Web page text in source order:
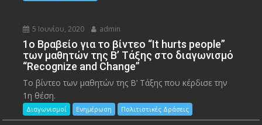
5 Ιουνίου, 2020 admin
1ο Βραβείο για το βίντεο “It hurts people”
των μαθητών της Β’ Τάξης στο διαγωνισμό
“Recognize and Change”
Το βίντεο των μαθητών της Β’ Τάξης που κέρδισε την
1η θέση.
Διαγωνισμοί Ενημέρωση Πολιτιστικές Δράσεις